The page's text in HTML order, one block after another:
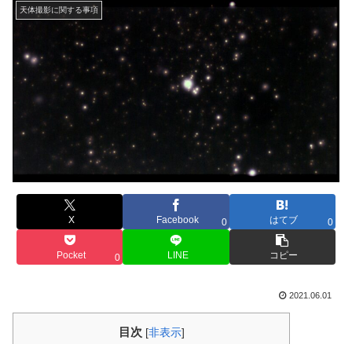
天体撮影に関する事項
X Facebook 0 はてブ 0
Pocket 0 LINE コピー
2021.06.01
目次 [非表示]